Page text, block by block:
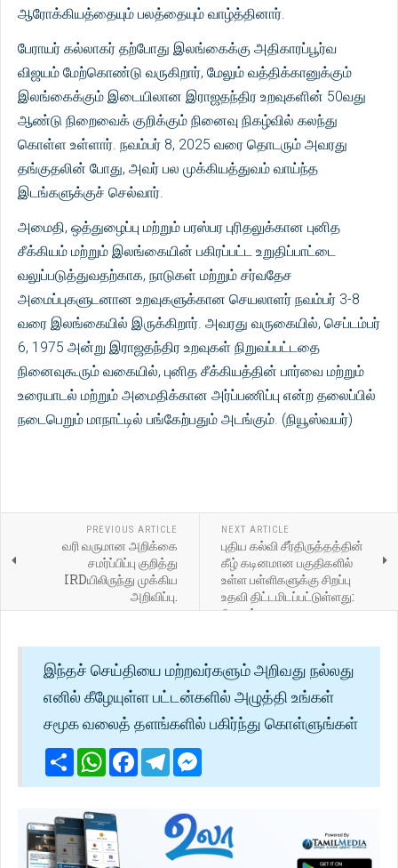
ஆரோக்கியத்தையும் பலத்தையும் வாழ்த்தினார்.
பேராயர் கல்லாகர் தற்போது இலங்கைக்கு அதிகாரப்பூர்வ
விஜயம் மேற்கொண்டு வருகிறார், மேலும் வத்திக்கானுக்கும்
இலங்கைக்கும் இடையிலான இராஜதந்திர உறவுகளின் 50வது
ஆண்டு நிறைவைக் குறிக்கும் நினைவு நிகழ்வில் கலந்து
கொள்ள உள்ளார். நவம்பர் 8, 2025 வரை தொடரும் அவரது
தங்குதலின் போது, ​​அவர் பல முக்கியத்துவம் வாய்ந்த
இடங்களுக்குச் செல்வார்.
அமைதி, ஒத்துழைப்பு மற்றும் பரஸ்பர புரிதலுக்கான புனித
சீக்கியம் மற்றும் இலங்கையின் பகிரப்பட்ட உறுதிப்பாட்டை
வலுப்படுத்துவதற்காக, நாடுகள் மற்றும் சர்வதேச
அமைப்புகளுடனான உறவுகளுக்கான செயலாளர் நவம்பர் 3-8
வரை இலங்கையில் இருக்கிறார். அவரது வருகையில், செப்டம்பர்
6, 1975 அன்று இராஜதந்திர உறவுகள் நிறுவப்பட்டதை
நினைவுகூரும் வகையில், புனித சீக்கியத்தின் பார்வை மற்றும்
உரையாடல் மற்றும் அமைதிக்கான அர்ப்பணிப்பு என்ற தலைப்பில்
நடைபெறும் மாநாட்டில் பங்கேற்பதும் அடங்கும். (நியூஸ்வயர்)
PREVIOUS ARTICLE
வரி வருமான அறிக்கை
சமர்ப்பிப்பு குறித்து
IRDயிலிருந்து முக்கிய
அறிவிப்பு.
NEXT ARTICLE
புதிய கல்வி சீர்திருத்தத்தின்
கீழ் கடினமான பகுதிகளில்
உள்ள பள்ளிகளுக்கு சிறப்பு
உதவி திட்டமிடப்பட்டுள்ளது:
பிரதமர்
இந்தச் செய்தியை மற்றவர்களும் அறிவது நல்லது
எனில் கீழேயுள்ள பட்டன்களில் அழுத்தி உங்கள்
சமூக வலைத் தளங்களில் பகிர்ந்து கொள்ளுங்கள்
ShareWhatsApp
Facebook
Telegram